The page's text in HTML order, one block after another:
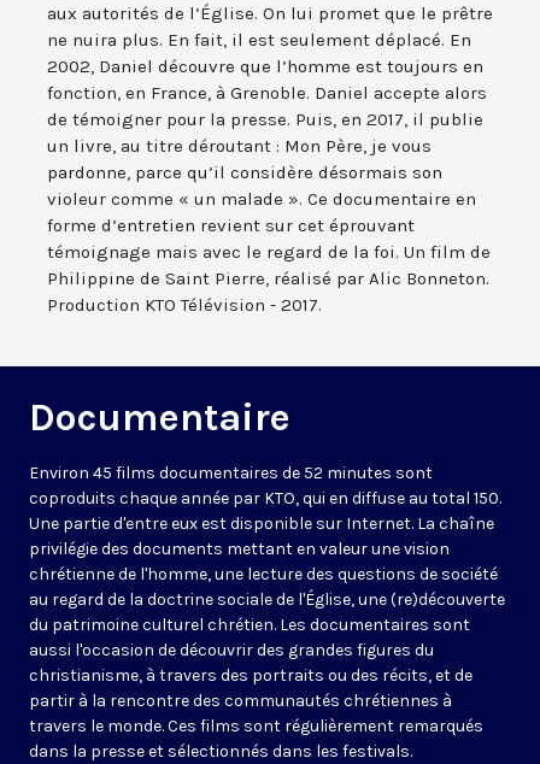
aux autorités de l’Église. On lui promet que le prêtre
ne nuira plus. En fait, il est seulement déplacé. En
2002, Daniel découvre que l’homme est toujours en
fonction, en France, à Grenoble. Daniel accepte alors
de témoigner pour la presse. Puis, en 2017, il publie
un livre, au titre déroutant : Mon Père, je vous
pardonne, parce qu’il considère désormais son
violeur comme « un malade ». Ce documentaire en
forme d’entretien revient sur cet éprouvant
témoignage mais avec le regard de la foi. Un film de
Philippine de Saint Pierre, réalisé par Alic Bonneton.
Production KTO Télévision - 2017.
Documentaire
Environ 45 films documentaires de 52 minutes sont
coproduits chaque année par KTO, qui en diffuse au total 150.
Une partie d'entre eux est disponible sur Internet. La chaîne
privilégie des documents mettant en valeur une vision
chrétienne de l'homme, une lecture des questions de société
au regard de la doctrine sociale de l'Église, une (re)découverte
du patrimoine culturel chrétien. Les documentaires sont
aussi l'occasion de découvrir des grandes figures du
christianisme, à travers des portraits ou des récits, et de
partir à la rencontre des communautés chrétiennes à
travers le monde. Ces films sont régulièrement remarqués
dans la presse et sélectionnés dans les festivals.